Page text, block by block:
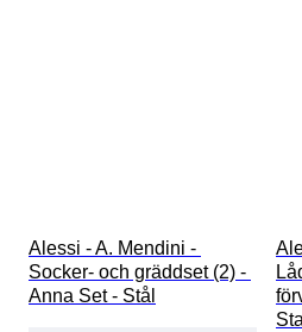
Alessi - A. Mendini -
Socker- och gräddset (2) -
Anna Set - Stål